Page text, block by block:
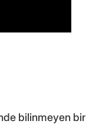
bilinmeyen bir